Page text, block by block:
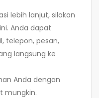
lebih lanjut, silakan
Anda dapat
telepon, pesan,
langsung ke
Anda dengan
mungkin.